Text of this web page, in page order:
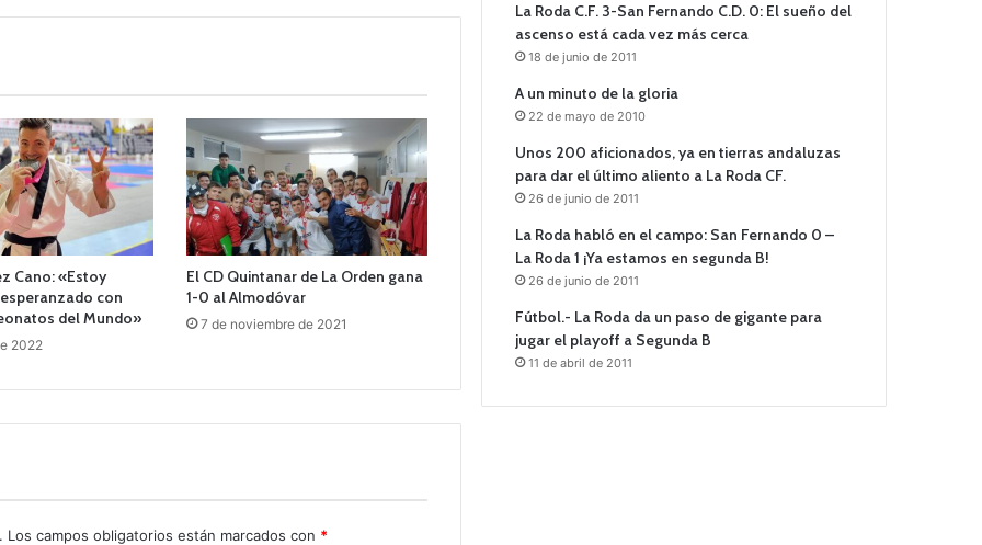
Cano: «Estoy
con
del Mundo»
2022
El CD Quintanar de La Orden gana
1-0 al Almodóvar
7 de noviembre de 2021
Los campos obligatorios están marcados con *
La Roda C.F. 3-San Fernando C.D. 0: El sueño del
ascenso está cada vez más cerca
18 de junio de 2011
A un minuto de la gloria
22 de mayo de 2010
Unos 200 aficionados, ya en tierras andaluzas
para dar el último aliento a La Roda CF.
26 de junio de 2011
La Roda habló en el campo: San Fernando 0 –
La Roda 1 ¡Ya estamos en segunda B!
26 de junio de 2011
Fútbol.- La Roda da un paso de gigante para
jugar el playoff a Segunda B
11 de abril de 2011